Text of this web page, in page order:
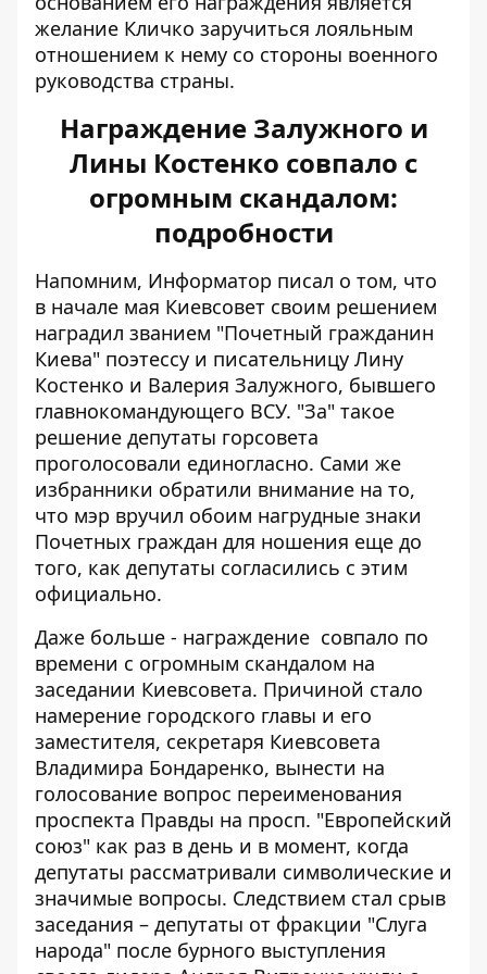
желание Кличко заручиться лояльным
отношением к нему со стороны военного
руководства страны.
Награждение Залужного и
Лины Костенко совпало с
огромным скандалом:
подробности
Напомним, Информатор писал о том, что
в начале мая Киевсовет своим решением
наградил званием "Почетный гражданин
Киева" поэтессу и писательницу Лину
Костенко и Валерия Залужного, бывшего
главнокомандующего ВСУ. "За" такое
решение депутаты горсовета
проголосовали единогласно. Сами же
избранники обратили внимание на то,
что мэр вручил обоим нагрудные знаки
Почетных граждан для ношения еще до
того, как депутаты согласились с этим
официально.
Даже больше - награждение совпало по
времени с огромным скандалом на
заседании Киевсовета. Причиной стало
намерение городского главы и его
заместителя, секретаря Киевсовета
Владимира Бондаренко, вынести на
голосование вопрос переименования
проспекта Правды на просп. "Европейский
союз" как раз в день и в момент, когда
депутаты рассматривали символические и
значимые вопросы. Следствием стал срыв
заседания – депутаты от фракции "Слуга
народа" после бурного выступления